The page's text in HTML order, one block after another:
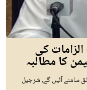
کی
کا مطالبہ
سامنے آئیں گے، شرجیل